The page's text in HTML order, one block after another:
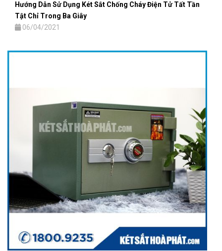
Hướng Dẫn Sử Dụng Két Sắt Chống Cháy Điện Tử Tất Tần
Tật Chỉ Trong Ba Giây
06/04/2021